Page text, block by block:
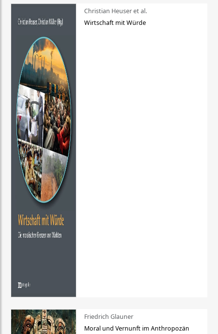
Christian Heuser et al.
Wirtschaft mit Würde
Friedrich Glauner
Moral und Vernunft im Anthropozän